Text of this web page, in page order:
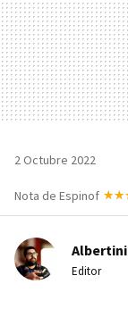
2 Octubre 2022
Nota de Espinof
Albertini
Editor